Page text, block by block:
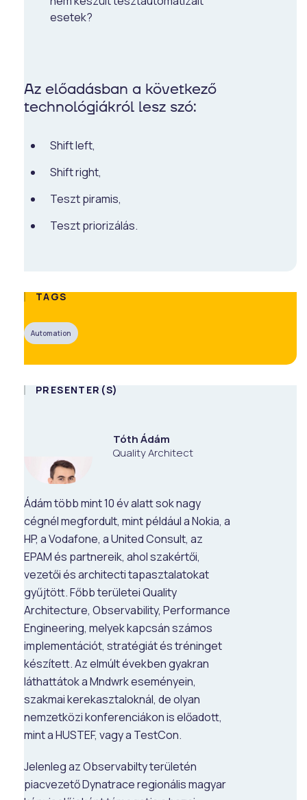
TAGS
Automation
esetek?
Az előadásban a következő
technológiákról lesz szó:
Shift left,
Shift right,
Teszt piramis,
Teszt priorizálás.
PRESENTER(S)
Tóth Ádám
Quality Architect
Ádám több mint 10 év alatt sok nagy
cégnél megfordult, mint például a Nokia, a
HP, a Vodafone, a United Consult, az
EPAM és partnereik, ahol szakértői,
vezetői és architecti tapasztalatokat
gyűjtött. Főbb területei Quality
Architecture, Observability, Performance
Engineering, melyek kapcsán számos
implementációt, stratégiát és tréninget
készített. Az elmúlt években gyakran
láthattátok a Mndwrk eseményein,
szakmai kerekasztaloknál, de olyan
nemzetközi konferenciákon is előadott,
mint a HUSTEF, vagy a TestCon.
Jelenleg az Observabilty területén
piacvezető Dynatrace regionális magyar